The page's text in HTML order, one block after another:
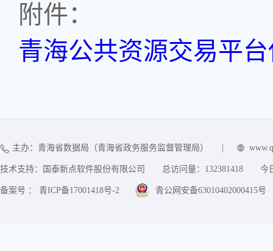
附件：
青海公共资源交易平
主办：青海省数据局（青海省政务服务监督管理局）
技术支持：国泰新点软件股份有限公司 总访问量： 132381418 今
备案号 ： 青ICP备17001418号-2 青公网安备63010402000415号